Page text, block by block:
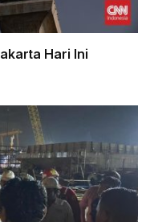
Hari Ini